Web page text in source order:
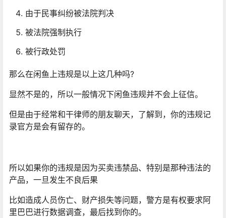
由于民事纠纷被法院判决
被法院强制执行
被行政处罚
那么在闲鱼上违规是以上这几种吗?
显然不是的，所以一般情况下闲鱼违规并不会上征信。
但是由于经常和干律师的朋友聊天，了解到，你的违规记
录官方是会有留存的。
所以如果你的违规是因为买卖违禁品、特别是那种违法的
产品，一旦发生不良后果
比如造成人员伤亡、财产损失等问题，警方是有权要求阿
里巴巴进行数据调查，最后找到你的。